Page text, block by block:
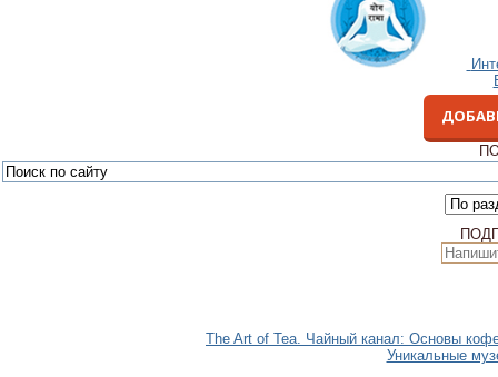
The Art of Tea. Чайный канал: Основы
Уникальные